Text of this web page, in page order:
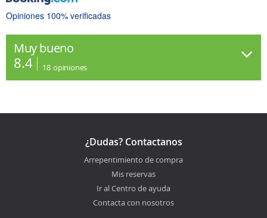
Opiniones 100% verificadas
Muy bueno
8.4 18 opiniones
¿Dudas? Contactanos
Arrepentimiento de compra
Mis reservas
Ir al Centro de ayuda
Contacta con nosotros